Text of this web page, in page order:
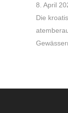
8. April
Die